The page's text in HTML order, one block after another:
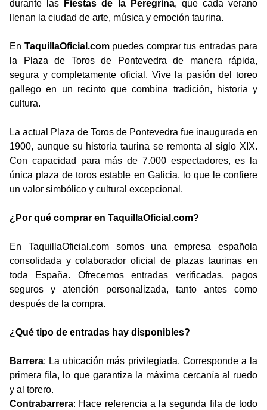
durante las
Fiestas de la Peregrina, que cada verano
llenan la ciudad de arte, música y emoción taurina.
En TaquillaOficial.compuedes comprar tus entradas para
la Plaza de Toros de Pontevedra de manera rápida,
segura y completamente oficial. Vive la pasión del toreo
gallego en un recinto que combina tradición, historia y
cultura.
La actual Plaza de Toros de Pontevedra fue inaugurada en
1900, aunque su historia taurina se remonta al siglo XIX.
Con capacidad para más de 7.000 espectadores, es la
única plaza de toros estable en Galicia, lo que le confiere
un valor simbólico y cultural excepcional.
¿Por qué comprar en TaquillaOficial.com?
En TaquillaOficial.com somos una empresa española
consolidada y colaborador oficial de plazas taurinas en
toda España. Ofrecemos entradas verificadas, pagos
seguros y atención personalizada, tanto antes como
después de la compra.
¿Qué tipo de entradas hay disponibles?
Barrera: La ubicación más privilegiada. Corresponde a la
primera fila, lo que garantiza la máxima cercanía al ruedo
y al torero.
Contrabarrera: Hace referencia a la segunda fila de todo